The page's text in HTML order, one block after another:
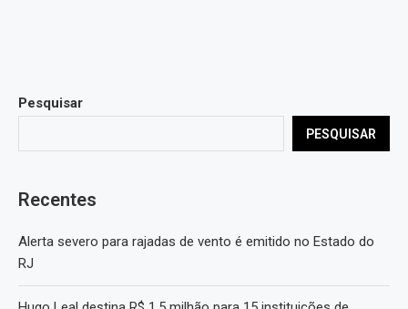
Pesquisar
PESQUISAR
Recentes
Alerta severo para rajadas de vento é emitido no Estado do
RJ